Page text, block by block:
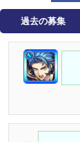
過去の募集